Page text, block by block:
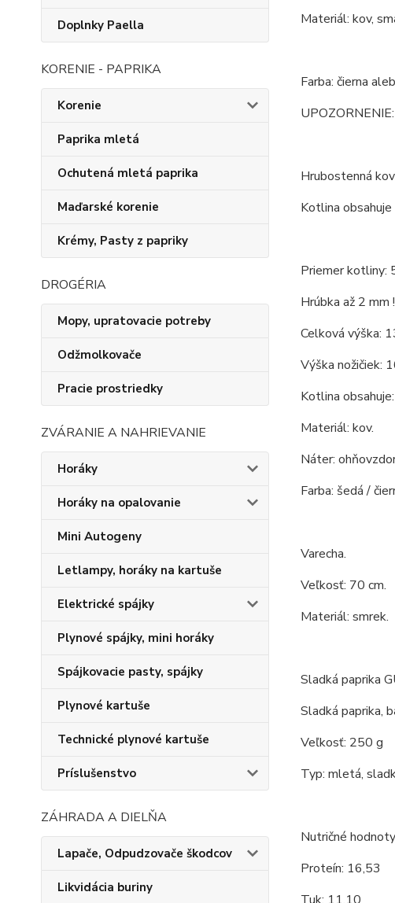
Doplnky Paella
KORENIE - PAPRIKA
Korenie
Paprika mletá
Ochutená mletá paprika
Maďarské korenie
Krémy, Pasty z papriky
DROGÉRIA
Mopy, upratovacie potreby
Odžmolkovače
Pracie prostriedky
ZVÁRANIE A NAHRIEVANIE
Horáky
Horáky na opalovanie
Mini Autogeny
Letlampy, horáky na kartuše
Elektrické spájky
Plynové spájky, mini horáky
Spájkovacie pasty, spájky
Plynové kartuše
Technické plynové kartuše
Príslušenstvo
ZÁHRADA A DIELŇA
Lapače, Odpudzovače škodcov
Likvidácia buriny
Materiál: kov,
Farba: čierna
Hrubostenná
Kotlina
Priemer kotliny:
Hrúbka až 2 mm
Celková výška:
Výška nožičiek:
Kotlina
Materiál: kov.
Náter:
Farba: šedá /
Varecha.
Veľkosť: 70 cm.
Materiál: smrek.
Sladká paprika
Sladká paprika,
Veľkosť: 250 g
Typ: mletá,
Nutričné
Proteín: 16,53